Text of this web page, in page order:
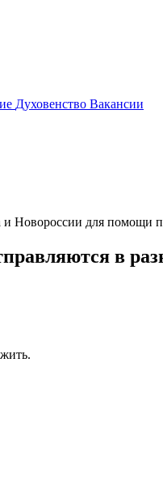
Духовенство Вакансии
Новороссии для
в